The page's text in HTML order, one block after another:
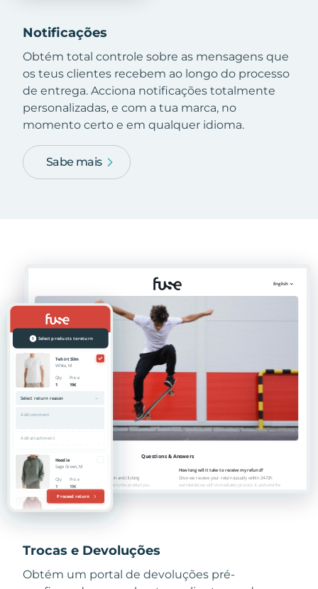
Notificações
Obtém total controle sobre as mensagens que
os teus clientes recebem ao longo do processo
de entrega. Acciona notificações totalmente
personalizadas, e com a tua marca, no
momento certo e em qualquer idioma.
Sabe mais
Trocas e Devoluções
Obtém um portal de devoluções pré-